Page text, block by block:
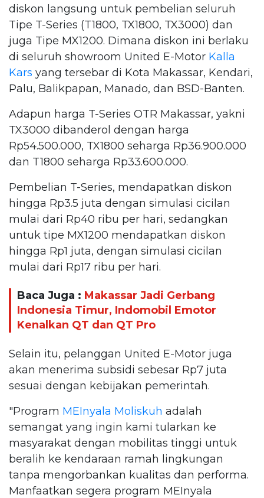
diskon langsung untuk pembelian seluruh
Tipe T-Series (T1800, TX1800, TX3000) dan
juga Tipe MX1200. Dimana diskon ini berlaku
di seluruh showroom United E-Motor Kalla
Kars yang tersebar di Kota Makassar, Kendari,
Palu, Balikpapan, Manado, dan BSD-Banten.
Adapun harga T-Series OTR Makassar, yakni
TX3000 dibanderol dengan harga
Rp54.500.000, TX1800 seharga Rp36.900.000
dan T1800 seharga Rp33.600.000.
Pembelian T-Series, mendapatkan diskon
hingga Rp3.5 juta dengan simulasi cicilan
mulai dari Rp40 ribu per hari, sedangkan
untuk tipe MX1200 mendapatkan diskon
hingga Rp1 juta, dengan simulasi cicilan
mulai dari Rp17 ribu per hari.
Baca Juga : Makassar Jadi Gerbang
Indonesia Timur, Indomobil Emotor
Kenalkan QT dan QT Pro
Selain itu, pelanggan United E-Motor juga
akan menerima subsidi sebesar Rp7 juta
sesuai dengan kebijakan pemerintah.
"Program MEInyala Moliskuh adalah
semangat yang ingin kami tularkan ke
masyarakat dengan mobilitas tinggi untuk
beralih ke kendaraan ramah lingkungan
tanpa mengorbankan kualitas dan performa.
Manfaatkan segera program MEInyala